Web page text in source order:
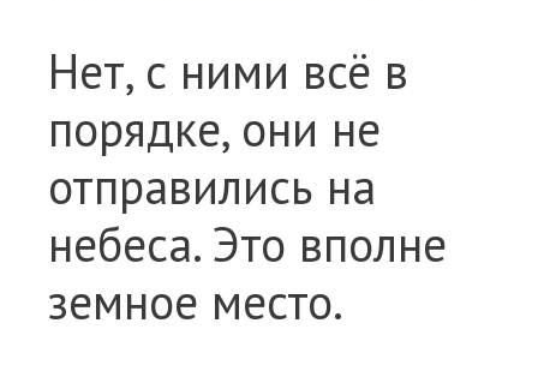
Нет, с ними всё в
порядке, они не
отправились на
небеса. Это вполне
земное место.